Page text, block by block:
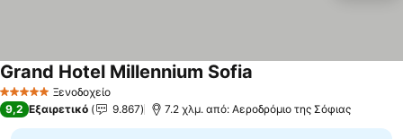
5 Αστέρια Ξενοδοχείο
Grand Hotel Millennium Sofia
9,2 Εξαιρετικό 9.867 7.2 χλμ. από: Αεροδρόμιο της Σόφιας